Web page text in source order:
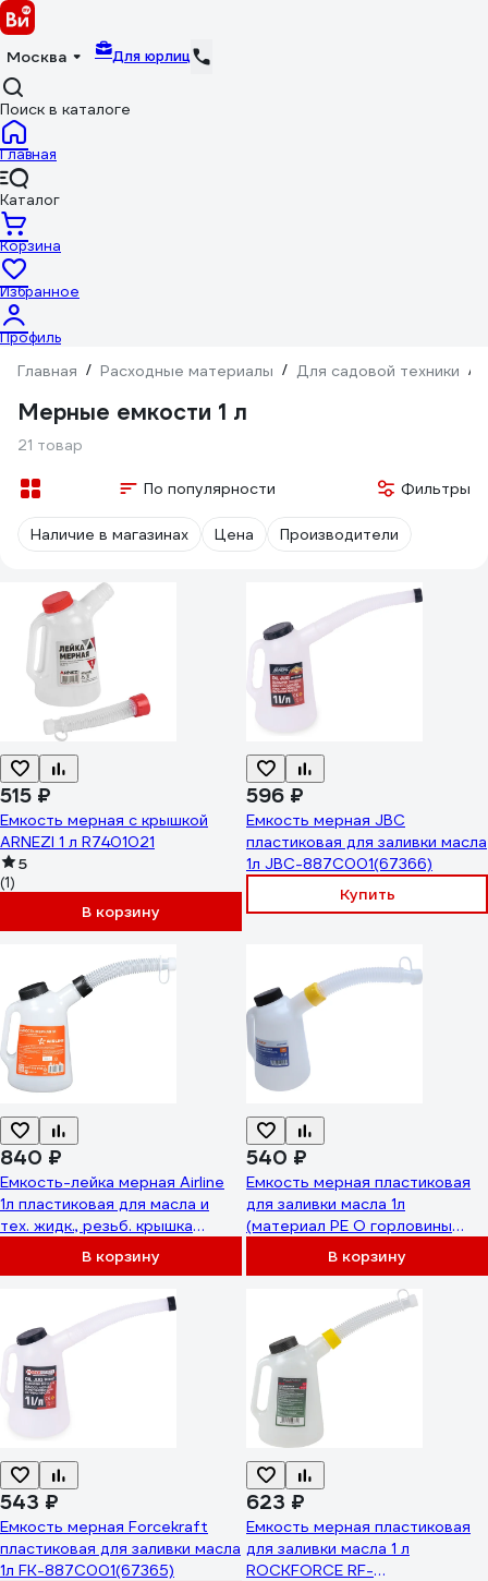
Москва Для юрлиц
Поиск в каталоге
Главная
Каталог
Корзина
Избранное
Профиль
Главная / Расходные материалы / Для садовой техники /
Мерные емкости 1 л
21 товар
По популярности Фильтры
Наличие в магазинах Цена Производители
515 ₽
Емкость мерная с крышкой
ARNEZI 1 л R7401021
5
(1)
В корзину
596 ₽
Емкость мерная JBC
пластиковая для заливки масла
1л JBC-887C001(67366)
Купить
840 ₽
Емкость-лейка мерная Airline
1л пластиковая для масла и
тех. жидк., резьб. крышка
В корзину
540 ₽
Емкость мерная пластиковая
для заливки масла 1л
(материал PE O горловины
18мм) LIGE LG-14030 285708
В корзину
543 ₽
Емкость мерная Forcekraft
пластиковая для заливки масла
1л FK-887C001(67365)
623 ₽
Емкость мерная пластиковая
для заливки масла 1 л
ROCKFORCE RF-